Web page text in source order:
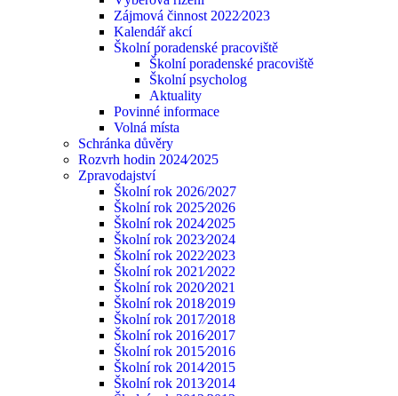
Zájmová činnost 2022⁄2023
Kalendář akcí
Školní poradenské pracoviště
Školní poradenské pracoviště
Školní psycholog
Aktuality
Povinné informace
Volná místa
Schránka důvěry
Rozvrh hodin 2024⁄2025
Zpravodajství
Školní rok 2026/2027
Školní rok 2025⁄2026
Školní rok 2024⁄2025
Školní rok 2023⁄2024
Školní rok 2022⁄2023
Školní rok 2021⁄2022
Školní rok 2020⁄2021
Školní rok 2018⁄2019
Školní rok 2017⁄2018
Školní rok 2016⁄2017
Školní rok 2015⁄2016
Školní rok 2014⁄2015
Školní rok 2013⁄2014